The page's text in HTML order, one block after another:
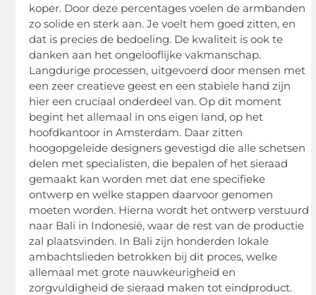
koper. Door deze percentages voelen de armbanden
zo solide en sterk aan. Je voelt hem goed zitten, en
dat is precies de bedoeling. De kwaliteit is ook te
danken aan het ongelooflijke vakmanschap.
Langdurige processen, uitgevoerd door mensen met
een zeer creatieve geest en een stabiele hand zijn
hier een cruciaal onderdeel van. Op dit moment
begint het allemaal in ons eigen land, op het
hoofdkantoor in Amsterdam. Daar zitten
hoogopgeleide designers gevestigd die alle schetsen
delen met specialisten, die bepalen of het sieraad
gemaakt kan worden met dat ene specifieke
ontwerp en welke stappen daarvoor genomen
moeten worden. Hierna wordt het ontwerp verstuurd
naar Bali in Indonesië, waar de rest van de productie
zal plaatsvinden. In Bali zijn honderden lokale
ambachtslieden betrokken bij dit proces, welke
allemaal met grote nauwkeurigheid en
zorgvuldigheid de sieraad maken tot eindproduct.